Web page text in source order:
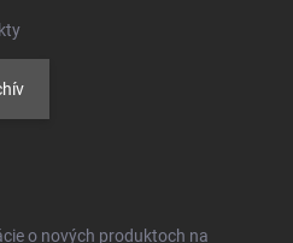
o nových produktoch na